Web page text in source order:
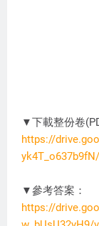
▼下載整份卷
https://
▼參考答案：
https://